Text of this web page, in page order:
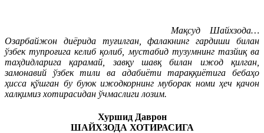
Мақсуд Шайхзода…
Озарбайжон диёрида туғилган, фалакнинг гардиши билан
ўзбек тупроғига келиб қолиб, мустабид тузумнинг тазйиқ ва
таҳдидларига қарамай, завқу шавқ билан ижод қилган,
замонавий ўзбек тили ва адабиёти тараққиётига бебаҳо
ҳисса қўшган бу буюк ижодкорнинг муборак номи ҳеч қачон
халқимиз хотирасидан ўчмаслиги лозим.
Хуршид Даврон
ШАЙХЗОДА ХОТИРАСИГА